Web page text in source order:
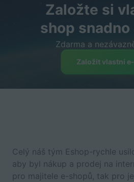
Založte si
shop snadno
Zdarma a
Založit vlastní
Celý náš tým Eshop-rychle
aby byl nákup a prodej na
pro majitele e-shopů, tak pro